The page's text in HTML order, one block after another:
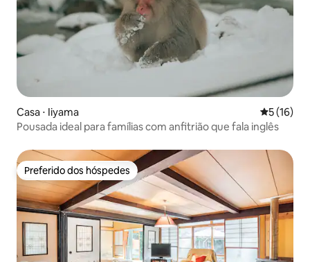
Casa ⋅ Iiyama 5 de uma
5 (16)
Pousada ideal para famílias com anfitrião que fala inglês
Preferido dos hóspedes
Preferido dos hóspedes